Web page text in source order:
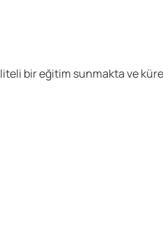
bir eğitim sunmakta ve